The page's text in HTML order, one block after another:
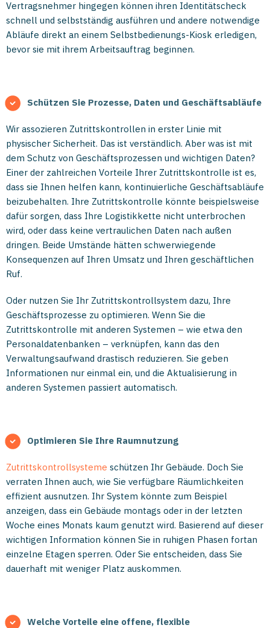
Vertragsnehmer hingegen können ihren Identitätscheck
schnell und selbstständig ausführen und andere notwendige
Abläufe direkt an einem Selbstbedienungs-Kiosk erledigen,
bevor sie mit ihrem Arbeitsauftrag beginnen.
Schützen Sie Prozesse, Daten und Geschäftsabläufe
Wir assozieren Zutrittskontrollen in erster Linie mit
physischer Sicherheit. Das ist verständlich. Aber was ist mit
dem Schutz von Geschäftsprozessen und wichtigen Daten?
Einer der zahlreichen Vorteile Ihrer Zutrittskontrolle ist es,
dass sie Ihnen helfen kann, kontinuierliche Geschäftsabläufe
beizubehalten. Ihre Zutrittskontrolle könnte beispielsweise
dafür sorgen, dass Ihre Logistikkette nicht unterbrochen
wird, oder dass keine vertraulichen Daten nach außen
dringen. Beide Umstände hätten schwerwiegende
Konsequenzen auf Ihren Umsatz und Ihren geschäftlichen
Ruf.
Oder nutzen Sie Ihr Zutrittskontrollsystem dazu, Ihre
Geschäftsprozesse zu optimieren. Wenn Sie die
Zutrittskontrolle mit anderen Systemen – wie etwa den
Personaldatenbanken – verknüpfen, kann das den
Verwaltungsaufwand drastisch reduzieren. Sie geben
Informationen nur einmal ein, und die Aktualisierung in
anderen Systemen passiert automatisch.
Optimieren Sie Ihre Raumnutzung
Zutrittskontrollsysteme schützen Ihr Gebäude. Doch Sie
verraten Ihnen auch, wie Sie verfügbare Räumlichkeiten
effizient ausnutzen. Ihr System könnte zum Beispiel
anzeigen, dass ein Gebäude montags oder in der letzten
Woche eines Monats kaum genutzt wird. Basierend auf dieser
wichtigen Information können Sie in ruhigen Phasen fortan
einzelne Etagen sperren. Oder Sie entscheiden, dass Sie
dauerhaft mit weniger Platz auskommen.
Welche Vorteile eine offene, flexible